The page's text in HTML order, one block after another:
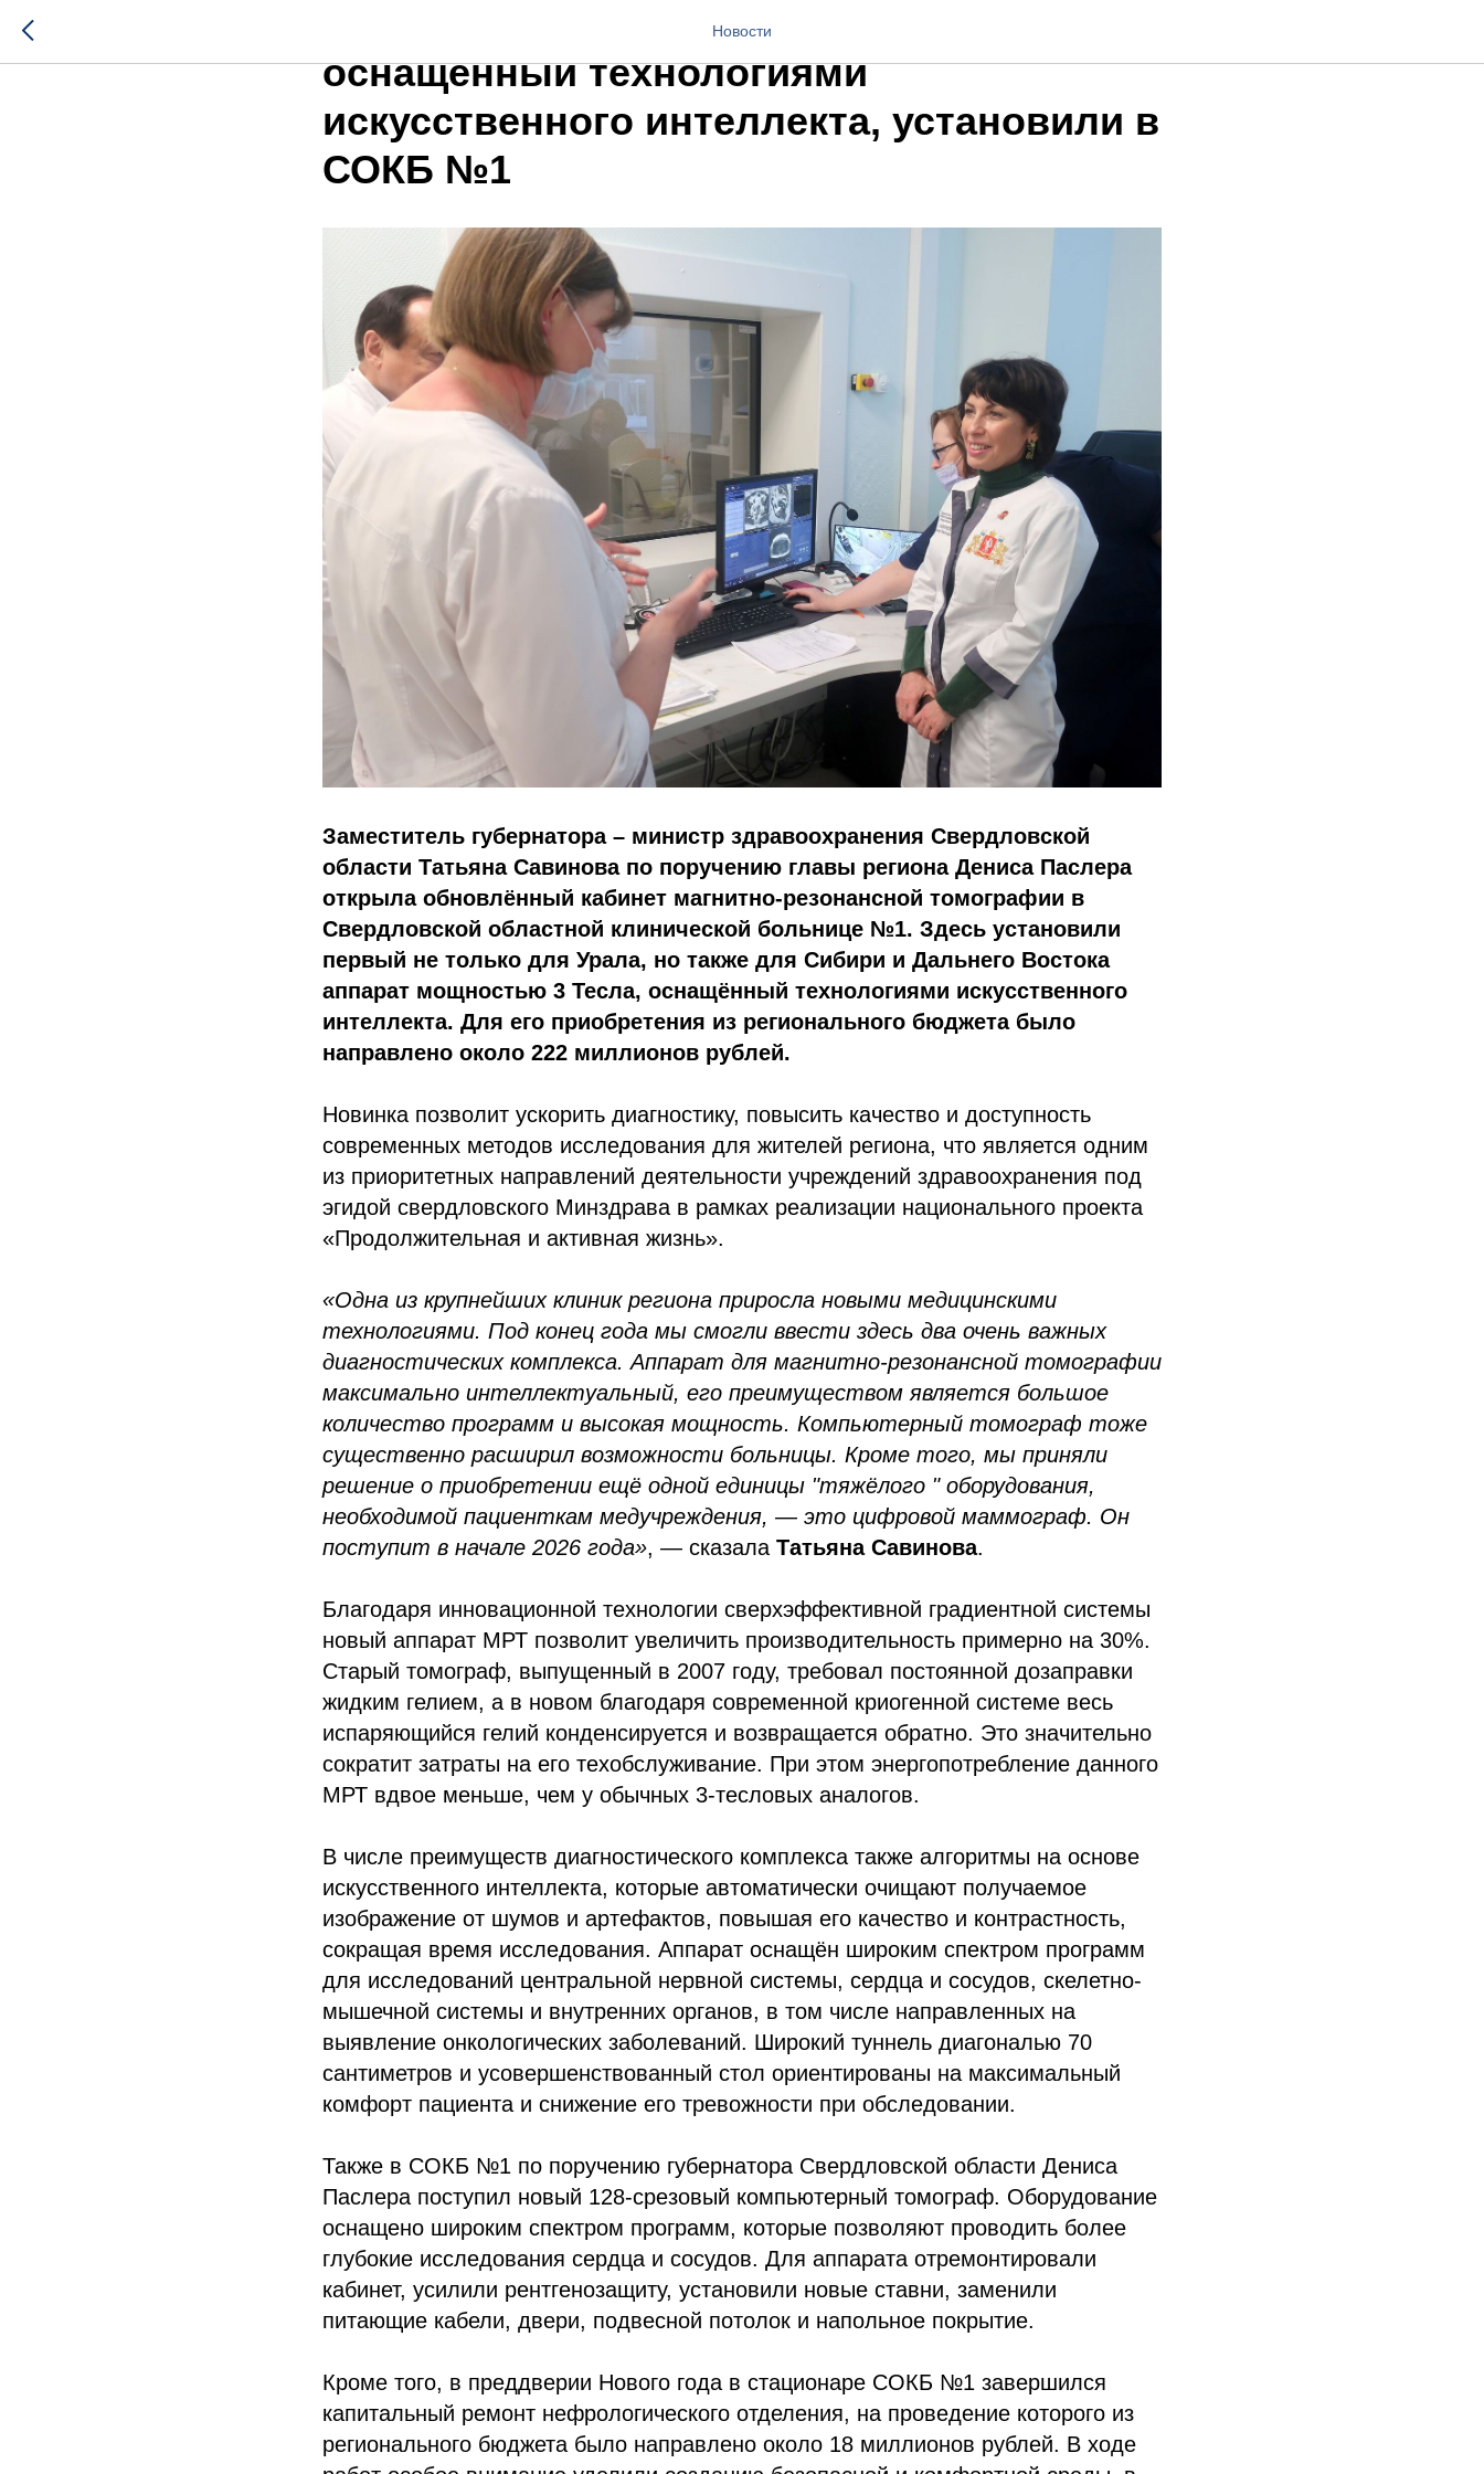
Новости
Новое во благо здоровья: аппарат МРТ,
оснащённый технологиями
искусственного интеллекта, установили в
СОКБ №1
Заместитель губернатора – министр здравоохранения Свердловской
области Татьяна Савинова по поручению главы региона Дениса Паслера
открыла обновлённый кабинет магнитно-резонансной томографии в
Свердловской областной клинической больнице №1. Здесь установили
первый не только для Урала, но также для Сибири и Дальнего Востока
аппарат мощностью 3 Тесла, оснащённый технологиями искусственного
интеллекта. Для его приобретения из регионального бюджета было
направлено около 222 миллионов рублей.
Новинка позволит ускорить диагностику, повысить качество и доступность
современных методов исследования для жителей региона, что является одним
из приоритетных направлений деятельности учреждений здравоохранения под
эгидой свердловского Минздрава в рамках реализации национального проекта
«Продолжительная и активная жизнь».
«Одна из крупнейших клиник региона приросла новыми медицинскими
технологиями. Под конец года мы смогли ввести здесь два очень важных
диагностических комплекса. Аппарат для магнитно-резонансной томографии
максимально интеллектуальный, его преимуществом является большое
количество программ и высокая мощность. Компьютерный томограф тоже
существенно расширил возможности больницы. Кроме того, мы приняли
решение о приобретении ещё одной единицы "тяжёлого " оборудования,
необходимой пациенткам медучреждения, — это цифровой маммограф. Он
поступит в начале 2026 года», — сказала Татьяна Савинова.
Благодаря инновационной технологии сверхэффективной градиентной системы
новый аппарат МРТ позволит увеличить производительность примерно на 30%.
Старый томограф, выпущенный в 2007 году, требовал постоянной дозаправки
жидким гелием, а в новом благодаря современной криогенной системе весь
испаряющийся гелий конденсируется и возвращается обратно. Это значительно
сократит затраты на его техобслуживание. При этом энергопотребление данного
МРТ вдвое меньше, чем у обычных 3-тесловых аналогов.
В числе преимуществ диагностического комплекса также алгоритмы на основе
искусственного интеллекта, которые автоматически очищают получаемое
изображение от шумов и артефактов, повышая его качество и контрастность,
сокращая время исследования. Аппарат оснащён широким спектром программ
для исследований центральной нервной системы, сердца и сосудов, скелетно-
мышечной системы и внутренних органов, в том числе направленных на
выявление онкологических заболеваний. Широкий туннель диагональю 70
сантиметров и усовершенствованный стол ориентированы на максимальный
комфорт пациента и снижение его тревожности при обследовании.
Также в СОКБ №1 по поручению губернатора Свердловской области Дениса
Паслера поступил новый 128-срезовый компьютерный томограф. Оборудование
оснащено широким спектром программ, которые позволяют проводить более
глубокие исследования сердца и сосудов. Для аппарата отремонтировали
кабинет, усилили рентгенозащиту, установили новые ставни, заменили
питающие кабели, двери, подвесной потолок и напольное покрытие.
Кроме того, в преддверии Нового года в стационаре СОКБ №1 завершился
капитальный ремонт нефрологического отделения, на проведение которого из
регионального бюджета было направлено около 18 миллионов рублей. В ходе